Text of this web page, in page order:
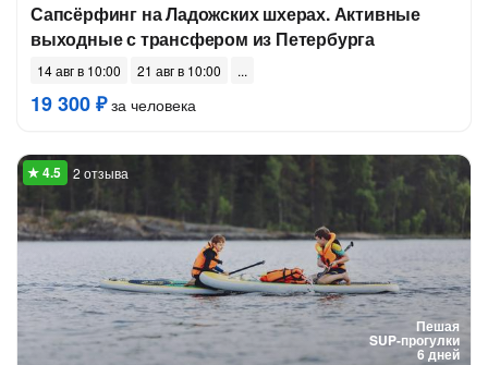
Сапсёрфинг на Ладожских шхерах. Активные
выходные с трансфером из Петербурга
14 авг в 10:00 21 авг в 10:00
19 300 ₽за человека
Пешая
SUP-прогулки
6 дней
2 отзыва